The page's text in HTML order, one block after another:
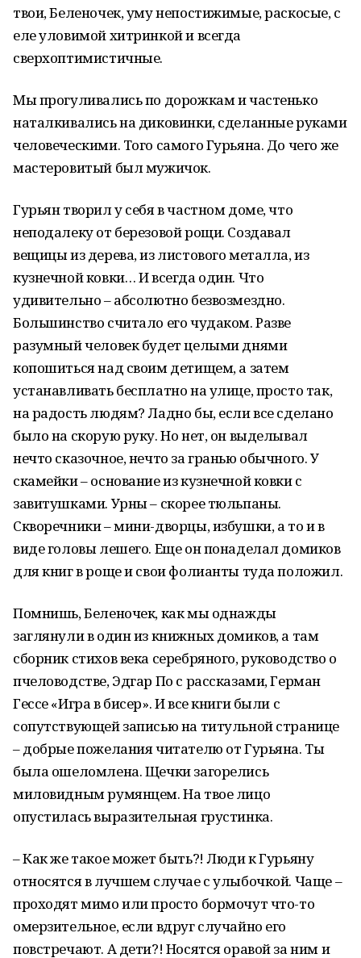
твои, Беленочек, уму непостижимые, раскосые, с
еле уловимой хитринкой и всегда
сверхоптимистичные.
Мы прогуливались по дорожкам и частенько
наталкивались на диковинки, сделанные руками
человеческими. Того самого Гурьяна. До чего же
мастеровитый был мужичок.
Гурьян творил у себя в частном доме, что
неподалеку от березовой рощи. Создавал
вещицы из дерева, из листового металла, из
кузнечной ковки… И всегда один. Что
удивительно – абсолютно безвозмездно.
Большинство считало его чудаком. Разве
разумный человек будет целыми днями
копошиться над своим детищем, а затем
устанавливать бесплатно на улице, просто так,
на радость людям? Ладно бы, если все сделано
было на скорую руку. Но нет, он выделывал
нечто сказочное, нечто за гранью обычного. У
скамейки – основание из кузнечной ковки с
завитушками. Урны – скорее тюльпаны.
Скворечники – мини-дворцы, избушки, а то и в
виде головы лешего. Еще он понаделал домиков
для книг в роще и свои фолианты туда положил.
Помнишь, Беленочек, как мы однажды
заглянули в один из книжных домиков, а там
сборник стихов века серебряного, руководство о
пчеловодстве, Эдгар По с рассказами, Герман
Гессе «Игра в бисер». И все книги были с
сопутствующей записью на титульной странице
– добрые пожелания читателю от Гурьяна. Ты
была ошеломлена. Щечки загорелись
миловидным румянцем. На твое лицо
опустилась выразительная грустинка.
– Как же такое может быть?! Люди к Гурьяну
относятся в лучшем случае с улыбочкой. Чаще –
проходят мимо или просто бормочут что-то
омерзительное, если вдруг случайно его
повстречают. А дети?! Носятся оравой за ним и